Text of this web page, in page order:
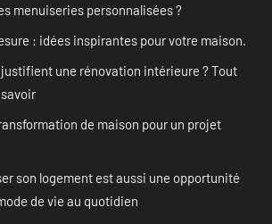
menuiseries personnalisées ?
: idées inspirantes pour votre maison.
une rénovation intérieure ? Tout
de maison pour un projet
son logement est aussi une opportunité
de vie au quotidien